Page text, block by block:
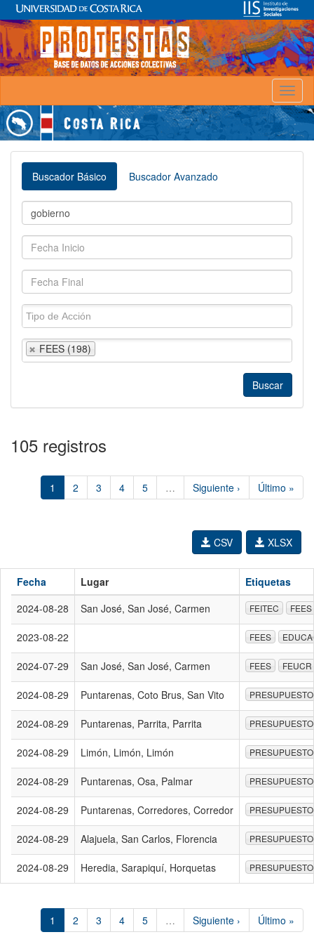
Buscador Básico Buscador Avanzado
FEES (198)
105 registros
1 2 3 4 5 … Siguiente › Último »
XLSX
CSV
Fecha Lugar
Etiquetas
2024-08-28
San José, San José, Carmen FEITEC FEES
2023-08-22 FEES
2024-07-29 San José, San José, Carmen FEES FEUCR
2024-08-29 Puntarenas, Coto Brus, San Vito PRESUPUESTO
2024-08-29 Puntarenas, Parrita, Parrita PRESUPUESTO
2024-08-29 Limón, Limón, Limón PRESUPUESTO
2024-08-29 Puntarenas, Osa, Palmar PRESUPUESTO
2024-08-29 Puntarenas, Corredores, Corredor PRESUPUESTO
2024-08-29 Alajuela, San Carlos, Florencia PRESUPUESTO
2024-08-29 Heredia, Sarapiquí, Horquetas PRESUPUESTO
1 2 3 4 5 … Siguiente › Último »